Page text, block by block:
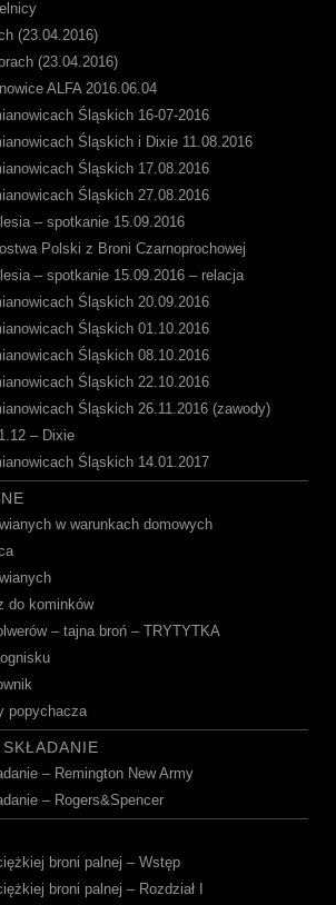
(23.04.2016)
(23.04.2016)
ALFA 2016.06.04
Śląskich 16-07-2016
Śląskich i Dixie 11.08.2016
Śląskich 17.08.2016
Śląskich 27.08.2016
– spotkanie 15.09.2016
Polski z Broni Czarnoprochowej
– spotkanie 15.09.2016 – relacja
Śląskich 20.09.2016
Śląskich 01.10.2016
Śląskich 08.10.2016
Śląskich 22.10.2016
Śląskich 26.11.2016 (zawody)
– Dixie
Śląskich 14.01.2017
w warunkach domowych
do kominków
– tajna broń – TRYTYTKA
popychacza
– Remington New Army
– Rogers&Spencer
broni palnej – Wstęp
broni palnej – Rozdział I